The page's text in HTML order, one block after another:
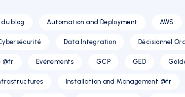
blog Automation and Deployment AWS
Data Integration Décisionnel
@fr Evénements GCP GED
Installation and Management @fr